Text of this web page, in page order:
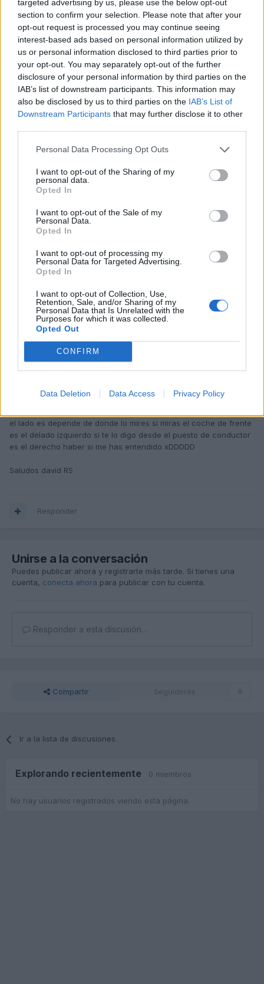
targeted advertising by us, please use the below opt-out
section to confirm your selection. Please note that after your
opt-out request is processed you may continue seeing
interest-based ads based on personal information utilized by
us or personal information disclosed to third parties prior to
your opt-out. You may separately opt-out of the further
disclosure of your personal information by third parties on the
IAB’s list of downstream participants. This information may
also be disclosed by us to third parties on the IAB’s List of
Downstream Participants that may further disclose it to other
Personal Data Processing Opt Outs
I want to opt-out of the Sharing of my
personal data.
Opted In
I want to opt-out of the Sale of my
Personal Data.
Opted In
I want to opt-out of processing my
Personal Data for Targeted Advertising.
Opted In
I want to opt-out of Collection, Use,
Retention, Sale, and/or Sharing of my
Personal Data that Is Unrelated with the
Purposes for which it was collected.
Opted Out
CONFIRM
Data Deletion Data Access Privacy Policy
christianRS2
Publicado13 de Diciembre del 2009
Responder
DavidRS
De que lado, izdo. o dcho. creo que algo hay por ahi......
Un saludo y me voy a Mataró
Responder
christianRS2
Publicado14 de Diciembre del 2009
el lado es depende de donde lo mires si miras el coche de frente
es el delado izquierdo si te lo digo desde el puesto de conductor
es el derecho haber si me has entendido xDDDDD
Saludos david RS
Responder
Unirse a la conversación
Puedes publicar ahora y registrarte más tarde. Si tienes una
cuenta, conecta ahora para publicar con tu cuenta.
Responder a esta discusión...
Compartir Seguidores 0
Ir a la lista de discusiones
Explorando recientemente 0 miembros
No hay usuarios registrados viendo esta página.